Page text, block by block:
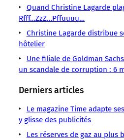
en
baisse !
Quand Christine Lagarde
Rfff…ZzZ…Pffuuuu…
Christine Lagarde distribue
hôtelier
Une filiale de Goldman
un scandale de corruption : 6
Derniers articles
Le magazine Time adapte
y glisse des publicités
Les réserves de gaz au plus